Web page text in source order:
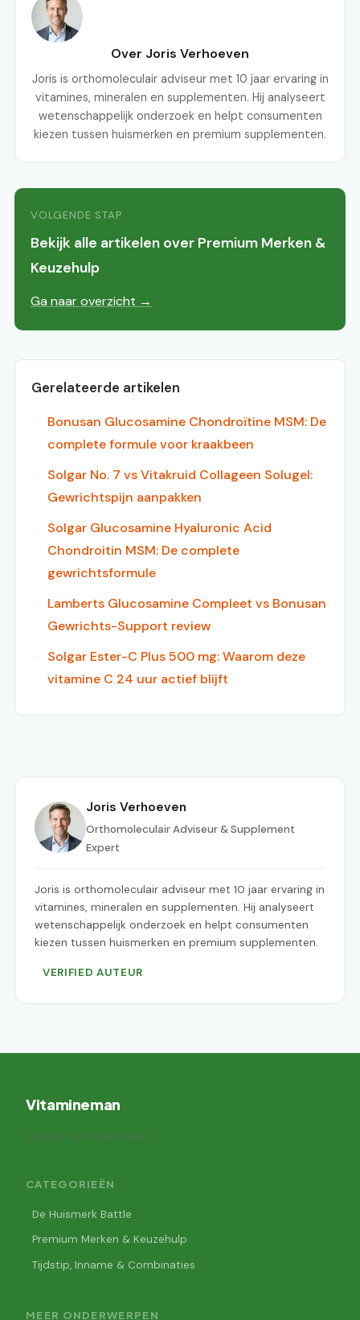
Over Joris Verhoeven
Joris is orthomoleculair adviseur met 10 jaar ervaring in
vitamines, mineralen en supplementen. Hij analyseert
wetenschappelijk onderzoek en helpt consumenten
kiezen tussen huismerken en premium supplementen.
VOLGENDE STAP
Bekijk alle artikelen over Premium Merken &
Keuzehulp
Ga naar overzicht →
Gerelateerde artikelen
Bonusan Glucosamine Chondroïtine MSM: De
complete formule voor kraakbeen
Solgar No. 7 vs Vitakruid Collageen Solugel:
Gewrichtspijn aanpakken
Solgar Glucosamine Hyaluronic Acid
Chondroitin MSM: De complete
gewrichtsformule
Lamberts Glucosamine Compleet vs Bonusan
Gewrichts-Support review
Solgar Ester-C Plus 500 mg: Waarom deze
vitamine C 24 uur actief blijft
Joris Verhoeven
Orthomoleculair Adviseur & Supplement
Expert
Joris is orthomoleculair adviseur met 10 jaar ervaring in
vitamines, mineralen en supplementen. Hij analyseert
wetenschappelijk onderzoek en helpt consumenten
kiezen tussen huismerken en premium supplementen.
VERIFIED AUTEUR
Vitamineman
Auteur: Joris Verhoeven
CATEGORIEËN
De Huismerk Battle
Premium Merken & Keuzehulp
Tijdstip, Inname & Combinaties
MEER ONDERWERPEN